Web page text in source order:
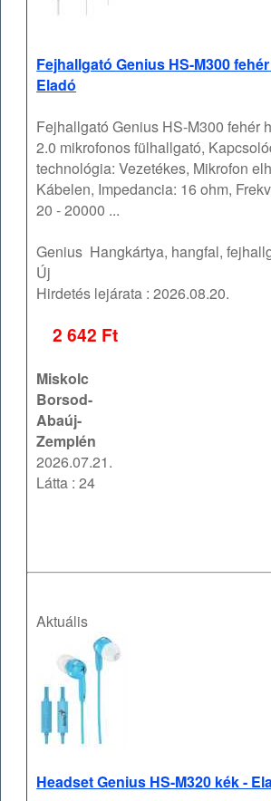
Fejhallgató Genius HS-M300
Eladó
Fejhallgató Genius HS-M300 fehér
2.0 mikrofonos fülhallgató,
technológia: Vezetékes, Mikrofon
Kábelen, Impedancia: 16 ohm,
20 - 20000 ...
Genius Hangkártya, hangfal,
Új
Hirdetés lejárata :2026.08.20.
2 642 Ft
Miskolc
Borsod-
Abaúj-
Zemplén
2026.07.21.
Látta : 24
Aktuális
Headset Genius HS-M320 kék -